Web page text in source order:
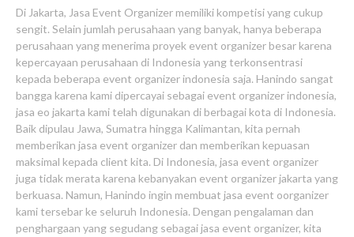
Di Jakarta, Jasa Event Organizer memiliki kompetisi yang cukup
sengit. Selain jumlah perusahaan yang banyak, hanya beberapa
perusahaan yang menerima proyek event organizer besar karena
kepercayaan perusahaan di Indonesia yang terkonsentrasi
kepada beberapa event organizer indonesia saja. Hanindo sangat
bangga karena kami dipercayai sebagai event organizer indonesia,
jasa eo jakarta kami telah digunakan di berbagai kota di Indonesia.
Baik dipulau Jawa, Sumatra hingga Kalimantan, kita pernah
memberikan jasa event organizer dan memberikan kepuasan
maksimal kepada client kita. Di Indonesia, jasa event organizer
juga tidak merata karena kebanyakan event organizer jakarta yang
berkuasa. Namun, Hanindo ingin membuat jasa event oorganizer
kami tersebar ke seluruh Indonesia. Dengan pengalaman dan
penghargaan yang segudang sebagai jasa event organizer, kita